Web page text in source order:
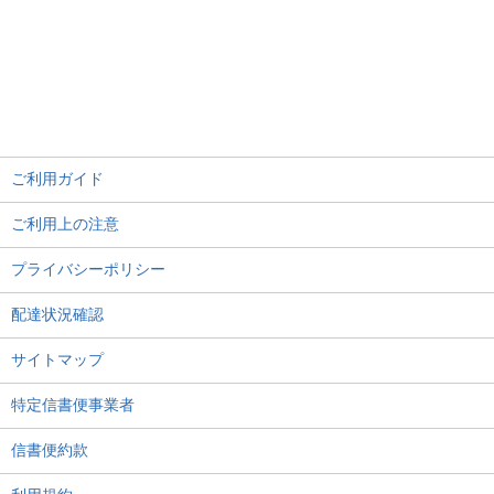
ご利用ガイド
ご利用上の注意
プライバシーポリシー
配達状況確認
サイトマップ
特定信書便事業者
信書便約款